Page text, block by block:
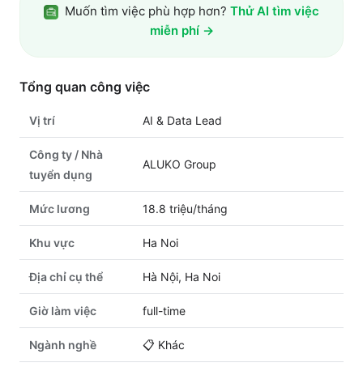
Muốn tìm việc phù hợp hơn? Thử AI tìm việc
miễn phí →
Tổng quan công việc
Vị trí AI & Data Lead
Công ty / Nhà
tuyển dụng
ALUKO Group
Mức lương 18.8 triệu/tháng
Khu vực Ha Noi
Địa chỉ cụ thể Hà Nội, Ha Noi
Giờ làm việc full-time
Ngành nghề 📋 Khác